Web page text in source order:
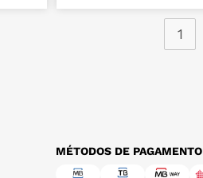
1
MÉTODOS DE PAGAMENTO